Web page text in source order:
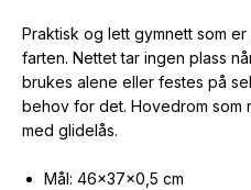
Praktisk og lett gymnett som
farten. Nettet tar ingen plass
brukes alene eller festes på
behov for det. Hovedrom som
med glidelås.
Mål: 46×37×0,5 cm